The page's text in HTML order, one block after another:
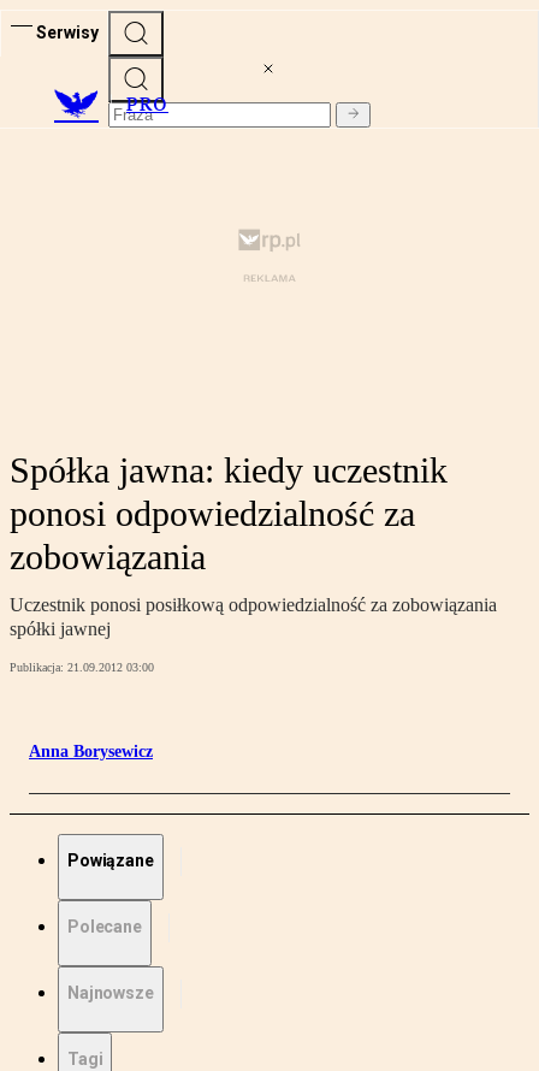
Serwisy
PRO
Spółka jawna: kiedy uczestnik
ponosi odpowiedzialność za
zobowiązania
Uczestnik ponosi posiłkową odpowiedzialność za zobowiązania
spółki jawnej
Publikacja: 21.09.2012 03:00
Anna Borysewicz
Powiązane
Polecane
Najnowsze
Tagi